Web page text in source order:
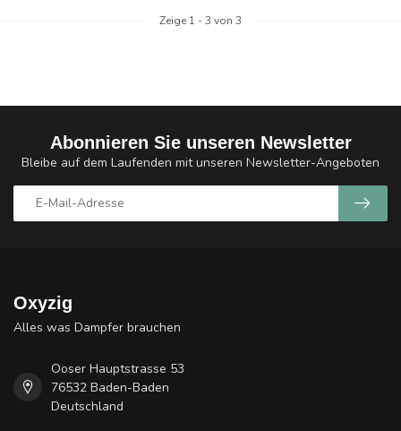
Zeige 1 -3 von 3
Abonnieren Sie unseren Newsletter
Bleibe auf dem Laufenden mit unseren Newsletter-Angeboten
Oxyzig
Alles was Dampfer brauchen
Ooser Hauptstrasse 53
76532 Baden-Baden
Deutschland